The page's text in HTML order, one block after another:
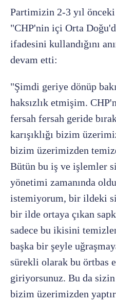
Partimizin 2-3 yıl önceki
"CHP'nin içi Orta
ifadesini kullandığını
devam etti:
"Şimdi geriye dönüp
haksızlık etmişim.
fersah fersah geride
karışıklığı bizim
bizim üzerimizden
Bütün bu iş ve işlemler
yönetimi zamanında
istemiyorum, bir ildeki
bir ilde ortaya çıkan
sadece bu ikisini
başka bir şeyle
sürekli olarak bu örtbas
giriyorsunuz. Bu da
bizim üzerimizden